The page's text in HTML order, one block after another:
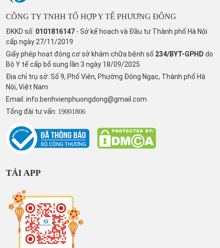
CÔNG TY TNHH TỔ HỢP Y TẾ PHƯƠNG ĐÔNG
ĐKKD số: 0101816147 - Sở kế hoạch và Đầu tư Thành phố Hà Nội
cấp ngày 27/11/2019
Giấy phép hoạt động cơ sở khám chữa bệnh số 234/BYT-GPHD do
Bộ Y tế cấp bổ sung lần 3 ngày 18/09/2025
Địa chỉ trụ sở: Số 9, Phố Viên, Phường Đông Ngạc, Thành phố Hà
Nội, Việt Nam
Email: info.benhvienphuongdong@gmail.com
Tổng đài tư vấn: 19001806
TẢI APP